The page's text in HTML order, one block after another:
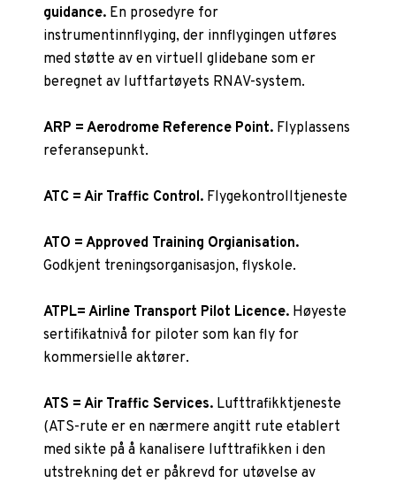
guidance. En prosedyre for
instrumentinnflyging, der innflygingen utføres
med støtte av en virtuell glidebane som er
beregnet av luftfartøyets RNAV-system.
ARP = Aerodrome Reference Point. Flyplassens
referansepunkt.
ATC = Air Traffic Control. Flygekontrolltjeneste
ATO = Approved Training Orgianisation.
Godkjent treningsorganisasjon, flyskole.
ATPL= Airline Transport Pilot Licence. Høyeste
sertifikatnivå for piloter som kan fly for
kommersielle aktører.
ATS = Air Traffic Services. Lufttrafikktjeneste
(ATS-rute er en nærmere angitt rute etablert
med sikte på å kanalisere lufttrafikken i den
utstrekning det er påkrevd for utøvelse av